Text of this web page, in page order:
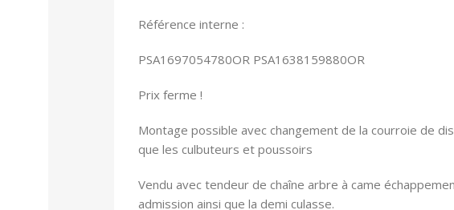
Référence interne :
PSA1697054780OR PSA1638159880OR
Prix ferme !
Montage possible avec changement de la courroie de
que les culbuteurs et poussoirs
Vendu avec tendeur de chaîne arbre à came
admission ainsi que la demi culasse.